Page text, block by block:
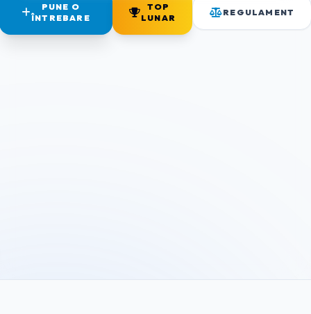
PUNE O
ÎNTREBARE
TOP
LUNAR
REGULAMENT